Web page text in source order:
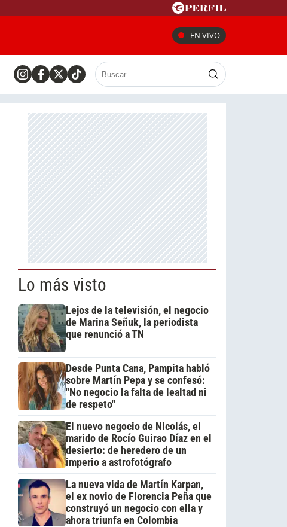
EN VIVO
Lo más visto
Lejos de la televisión, el negocio
de Marina Señuk, la periodista
que renunció a TN
Desde Punta Cana, Pampita habló
sobre Martín Pepa y se confesó:
"No negocio la falta de lealtad ni
de respeto"
El nuevo negocio de Nicolás, el
marido de Rocío Guirao Díaz en el
desierto: de heredero de un
imperio a astrofotógrafo
La nueva vida de Martín Karpan,
el ex novio de Florencia Peña que
construyó un negocio con ella y
ahora triunfa en Colombia